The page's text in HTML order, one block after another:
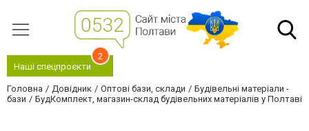
Наші спецпроєкти
2
Головна Довідник Оптові бази, склади
Будівельні матеріали -
бази
БудКомплект, магазин-склад будівельних матеріалів у Полтаві